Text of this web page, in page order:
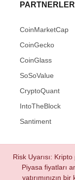
CoinMarketCap
CoinGecko
CoinGlass
SoSoValue
CryptoQuant
IntoTheBlock
Santiment
Risk Uyarısı:
Piyasa fiyatları
yatırımınızın